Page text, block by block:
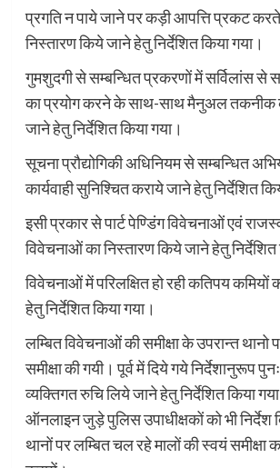
प्रगति न पाये जाने पर कड़ी आपत्ति प्रकट
निस्तारण किये जाने हेतु निर्देशित किया गया।
गुमशुदगी से सम्बन्धित प्रकरणों में सर्विलांस से
का प्रयोग करने के साथ-साथ मैनुअल तकनीक
जाने हेतु निर्देशित किया गया।
सूचना प्रौद्योगिकी अधिनियम से सम्बन्धित
कार्यवाही सुनिश्चित कराये जाने हेतु निर्देशित
इसी प्रकार से पार्ट पेण्डिंग विवेचनाओं एवं
विवेचनाओं का निस्तारण किये जाने हेतु निर्देशित
विवेचनाओं में परिलक्षित हो रही कतिपय कमियों
हेतु निर्देशित किया गया।
लम्बित विवेचनाओं की समीक्षा के उपरान्त थानो
समीक्षा की गयी। पूर्व में दिये गये निर्देशानुरूप
व्यक्तिगत रुचि लिये जाने हेतु निर्देशित किया
ऑनलाइन जुड़े पुलिस उपाधीक्षकों को भी निर्देश
थानों पर लम्बित चल रहे मालों की स्वयं समीक्षा